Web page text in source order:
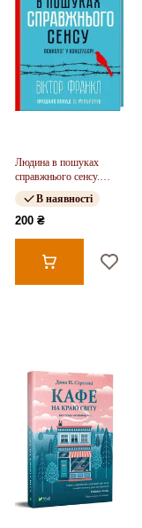
Людина в пошуках
справжнього сенсу.
Психолог у концтаборі
В наявності
200 ₴